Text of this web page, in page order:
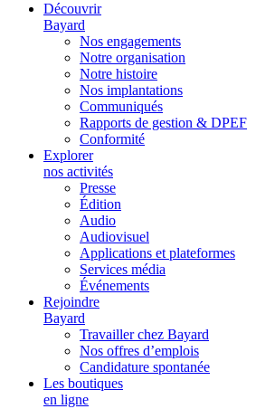
Découvrir
Bayard
Nos engagements
Notre organisation
Notre histoire
Nos implantations
Communiqués
Rapports de gestion & DPEF
Conformité
Explorer
nos activités
Presse
Édition
Audio
Audiovisuel
Applications et plateformes
Services média
Événements
Rejoindre
Bayard
Travailler chez Bayard
Nos offres d’emplois
Candidature spontanée
Les boutiques
en ligne